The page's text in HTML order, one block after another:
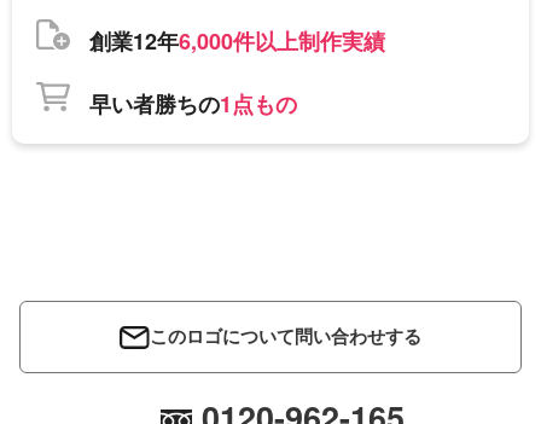
創業12年6,000件以上制作実績
早い者勝ちの1点もの
このロゴについて問い合わせする